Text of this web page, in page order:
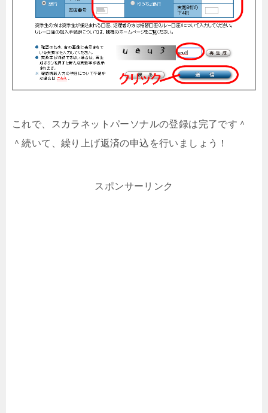
これで、スカラネットパーソナルの登録は完了です＾
＾続いて、繰り上げ返済の申込を行いましょう！
スポンサーリンク